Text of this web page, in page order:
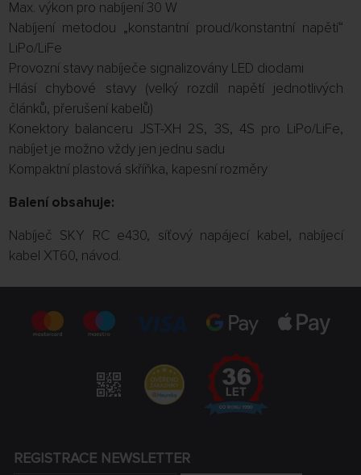
Max. výkon pro nabíjení 30 W
Nabíjení metodou „konstantní proud/konstantní napětí“
LiPo/LiFe
Provozní stavy nabíječe signalizovány LED diodami
Hlásí chybové stavy (velký rozdíl napětí jednotlivých
článků, přerušení kabelů)
Konektory balanceru JST-XH 2S, 3S, 4S pro LiPo/LiFe,
nabíjet je možno vždy jen jednu sadu
Kompaktní plastová skříňka, kapesní rozměry
Balení obsahuje:
Nabíječ SKY RC e430, síťový napájecí kabel, nabíjecí
kabel XT60, návod.
REGISTRACE NEWSLETTER